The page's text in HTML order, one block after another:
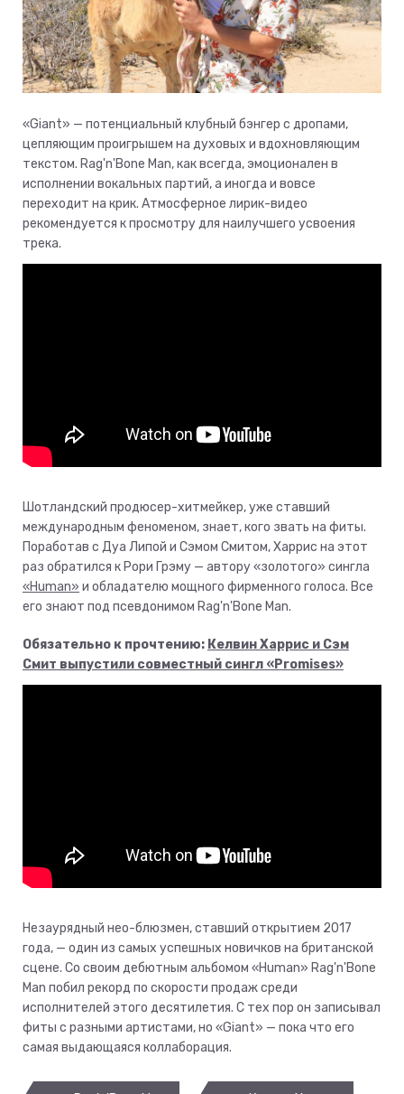
«Giant» — потенциальный клубный бэнгер с дропами,
цепляющим проигрышем на духовых и вдохновляющим
текстом. Rag'n'Bone Man, как всегда, эмоционален в
исполнении вокальных партий, а иногда и вовсе
переходит на крик. Атмосферное лирик-видео
рекомендуется к просмотру для наилучшего усвоения
трека.
Шотландский продюсер-хитмейкер, уже ставший
международным феноменом, знает, кого звать на фиты.
Поработав с Дуа Липой и Сэмом Смитом, Харрис на этот
раз обратился к Рори Грэму — автору «золотого» сингла
«Human» и обладателю мощного фирменного голоса. Все
его знают под псевдонимом Rag'n'Bone Man.
Обязательно к прочтению: Келвин Харрис и Сэм
Смит выпустили совместный сингл «Promises»
Незаурядный нео-блюзмен, ставший открытием 2017
года, — один из самых успешных новичков на британской
сцене. Со своим дебютным альбомом «Human» Rag'n'Bone
Man побил рекорд по скорости продаж среди
исполнителей этого десятилетия. С тех пор он записывал
фиты с разными артистами, но «Giant» — пока что его
самая выдающаяся коллаборация.